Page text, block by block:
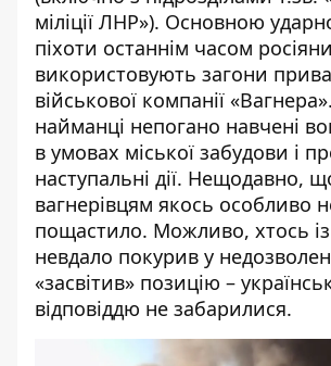
міліції ЛНР»). Основною
піхоти останнім часом
використовують загони
військової компанії
найманці непогано навчені
в умовах міської забудови і
наступальні дії. Нещодавно,
вагнерівцям якось особливо
пощастило. Можливо, хтось
невдало покурив у
«засвітив» позицію –
відповіддю не забарилися.